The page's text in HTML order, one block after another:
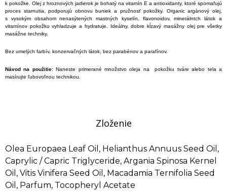
k pokožke. Olej z hroznových jadierok je bohatý na vitamín E a antioxidanty, ktoré spomaľujú
proces starnutia, podporujú obnovu buniek a pružnosť pokožky. Organic argánový olej,
s vysokým obsahom nenasýtených mastných kyselín, flavonoidov, minerálntch látok a
vitamínov pokožku vyhladzuje a hydratuje. Ideálny, dobre kĺzavý masážny olej pre všetky
masážne techniky.
Bez umelých farbív, konzervačných látok, bez parabénov a parafínov.
Návod na použitie: Naneste primerané množstvo oleja na pokožku tváre alebo tela a
masírujte ľubovoľnou technikou.
Zloženie
Olea Europaea Leaf Oil, Helianthus Annuus Seed Oil,
Caprylic / Capric Triglyceride, Argania Spinosa Kernel
Oil, Vitis Vinifera Seed Oil, Macadamia Ternifolia Seed
Oil, Parfum, Tocopheryl Acetate